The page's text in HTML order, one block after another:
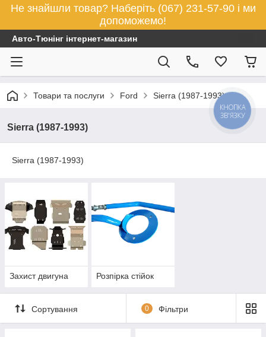
Не знайшли товар? Наберіть (067) 231-57-90 і ми
допоможемо!
Авто-Тюнінг інтернет-магазин
Товари та послуги Ford Sierra (1987-1993)
Sierra (1987-1993)
Sierra (1987-1993)
Захист двигуна Розпірка стійок
Сортування 0 Фільтри
КНОПКА
ЗВ'ЯЗКУ